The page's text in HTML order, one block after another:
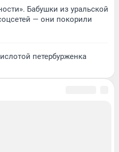
Бабушки из уральской
— они покорили
петербурженка